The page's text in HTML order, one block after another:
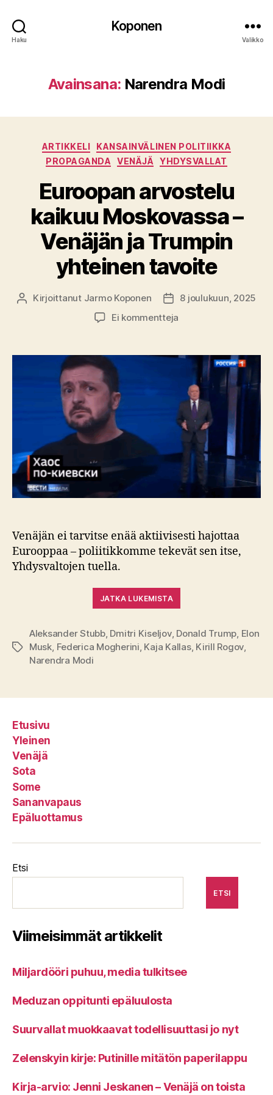
Haku
Koponen
Valikko
Avainsana: Narendra Modi
Kategoriat
ARTIKKELI
KANSAINVÄLINEN POLITIIKKA
PROPAGANDA
VENÄJÄ YHDYSVALLAT
Euroopan arvostelu
kaikuu Moskovassa –
Venäjän ja Trumpin
yhteinen tavoite
Kirjoittaja
Kirjoittanut Jarmo Koponen Julkaisupäivämäärä
8 joulukuun, 2025
Ei kommentteja
kaikuu
Moskovassa
Venäjän
ja
Trumpin
yhteinen
tavoite
Venäjän ei tarvitse enää aktiivisesti hajottaa
Eurooppaa – poliitikkomme tekevät sen itse,
Yhdysvaltojen tuella.
JATKA LUKEMISTA
Avainsanat
Aleksander Stubb, Dmitri Kiseljov, Donald Trump, Elon
Musk, Federica Mogherini, Kaja Kallas, Kirill Rogov,
Narendra Modi
Etusivu
Yleinen
Venäjä
Sota
Some
Sananvapaus
Epäluottamus
Etsi
ETSI
Viimeisimmät artikkelit
Miljardööri puhuu, media tulkitsee
Meduzan oppitunti epäluulosta
Suurvallat muokkaavat todellisuuttasi jo nyt
Zelenskyin kirje: Putinille mitätön paperilappu
Kirja-arvio: Jenni Jeskanen – Venäjä on toista